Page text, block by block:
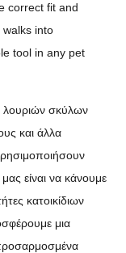
correct fit and
into
tool in any pet
λουριών σκύλων
και άλλα
είναι να κάνουμε
κατοικίδιων
μια